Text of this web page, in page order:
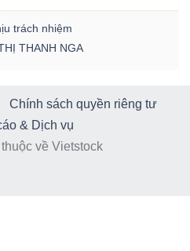
trách nhiệm
THANH NGA
Chính sách quyền riêng tư
& Dịch vụ
về Vietstock